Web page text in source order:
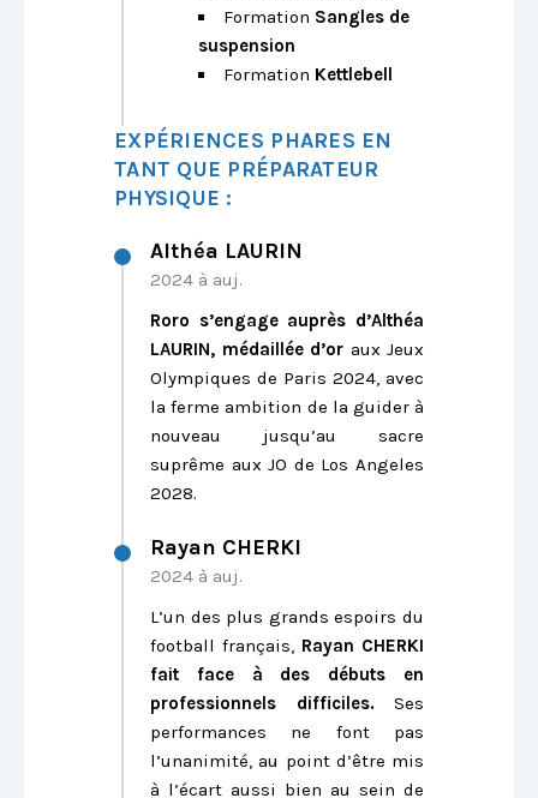
Formation Sangles de
suspension
Formation Kettlebell
EXPÉRIENCES PHARES EN
TANT QUE PRÉPARATEUR
PHYSIQUE :
Althéa LAURIN
2024 à auj.
Roro s’engage auprès d’Althéa
LAURIN, médaillée d’or aux Jeux
Olympiques de Paris 2024, avec
la ferme ambition de la guider à
nouveau jusqu’au sacre
suprême aux JO de Los Angeles
2028.
Rayan CHERKI
2024 à auj.
L’un des plus grands espoirs du
football français, Rayan CHERKI
fait face à des débuts en
professionnels difficiles.Ses
performances ne font pas
l’unanimité, au point d’être mis
à l’écart aussi bien au sein de